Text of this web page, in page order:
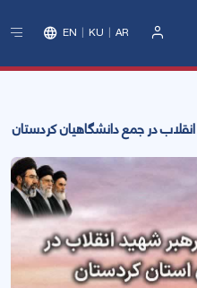
EN KU AR
در جمع دانشگاهیان کردستان